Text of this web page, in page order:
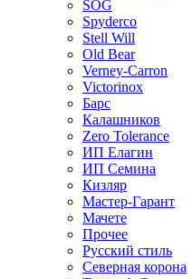
SOG
Spyderco
Stell Will
Old Bear
Verney-Carron
Victorinox
Барс
Калашников
Zero Tolerance
ИП Елагин
ИП Семина
Кизляр
Мастер-Гарант
Мачете
Прочее
Русский стиль
Северная корона